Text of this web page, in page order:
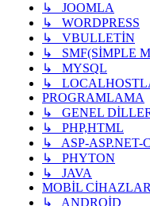
↳ JOOMLA
↳ WORDPRESS
↳ VBULLETİN
↳ SMF(SİMPLE
↳ MYSQL
↳
PROGRAMLAMA
↳ GENEL
↳ PHP,HTML
↳ ASP-ASP.NET-
↳ PHYTON
↳ JAVA
MOBİL CİHAZLAR
↳ ANDROİD